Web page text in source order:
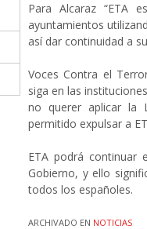
Para Alcaraz
ayuntamientos
así dar continuidad a
Voces Contra el
siga en las
no querer aplicar la
permitido expulsar a
ETA podrá continuar
Gobierno, y ello
todos los españoles.
ARCHIVADO EN NOTICIAS